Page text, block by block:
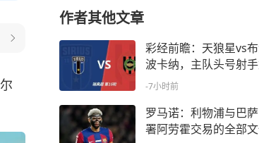
作者其他文章
彩经前瞻：天狼星vs
波卡纳，主队头号射手
缺阵
-7小时前
罗马诺：利物浦与巴
署阿劳霍交易的全部